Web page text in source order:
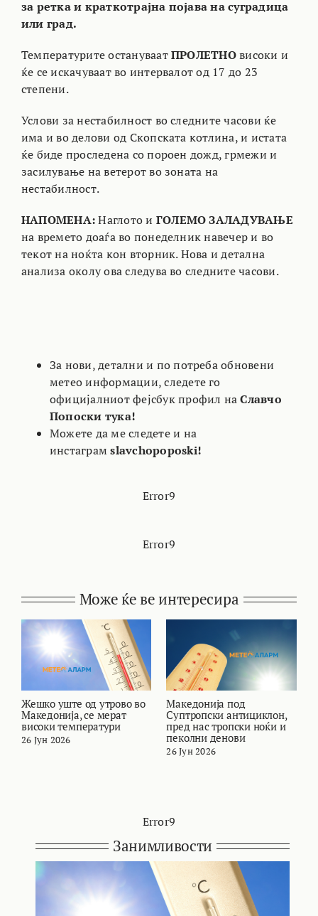
за ретка и краткотрајна појава на суградица
или град.
Температурите остануваатПРОЛЕТНОвисоки и
ќе се искачуваат во интервалот од 17 до 23
степени.
Услови за нестабилност во следните часови ќе
има и во делови од Скопската котлина, и истата
ќе биде проследена со пороен дожд, грмежи и
засилување на ветерот во зоната на
нестабилност.
НАПОМЕНА:Наглото и ГОЛЕМО ЗАЛАДУВАЊЕ
на времето доаѓа во понеделник навечер и во
текот на ноќта кон вторник. Нова и детална
анализа околу ова следува во следните часови.
За нови, детални и по потреба обновени
метео информации, следете го
официјалниот фејсбук профил наСлавчо
Попоски тука!
Можете да ме следете и на
инстаграм slavchopoposki!
Error9
Error9
Може ќе ве интересира
Жешко уште од утрово во
Македонија, се мерат
високи температури
26 Јун 2026
Македонија под
Суптропски антициклон,
пред нас тропски ноќи и
пеколни денови
26 Јун 2026
Error9
Занимливости